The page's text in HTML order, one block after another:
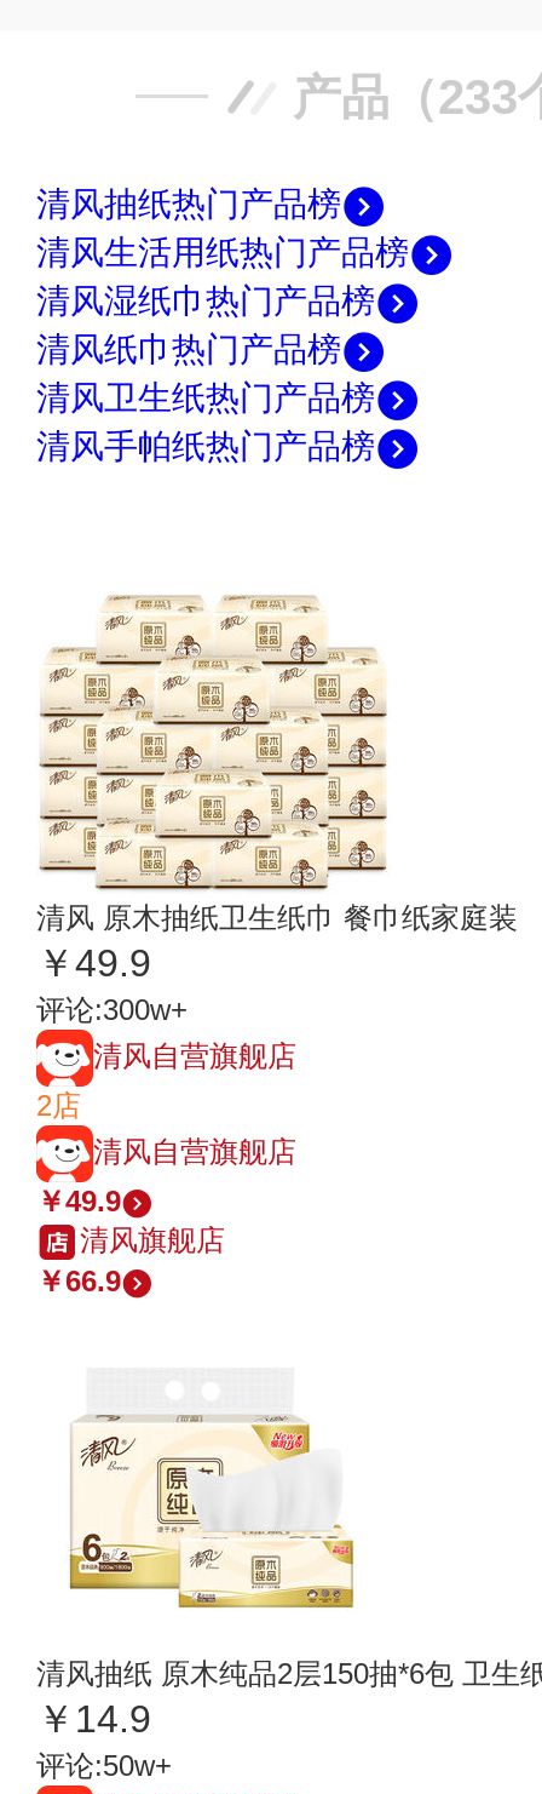
产品（233
清风抽纸热门产品榜
清风生活用纸热门产品榜
清风湿纸巾热门产品榜
清风纸巾热门产品榜
清风卫生纸热门产品榜
清风手帕纸热门产品榜
清风 原木抽纸卫生纸巾 餐巾纸家庭装
￥49.9
评论:300w+
清风自营旗舰店
2店
清风自营旗舰店
￥49.9
清风旗舰店
￥66.9
清风抽纸 原木纯品2层150抽*6包 卫生
￥14.9
评论:50w+